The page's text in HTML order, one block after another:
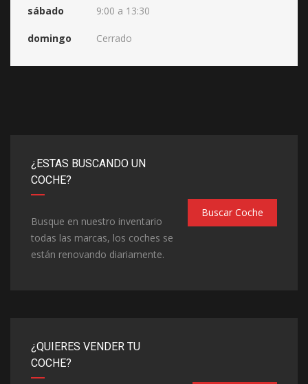
sábado 9:00 a 13:30
domingo Cerrado
¿ESTAS BUSCANDO UN
COCHE?
Busque en nuestro inventario
todas las marcas, los coches se
están renovando diariamente.
Buscar Coche
¿QUIERES VENDER TU
COCHE?